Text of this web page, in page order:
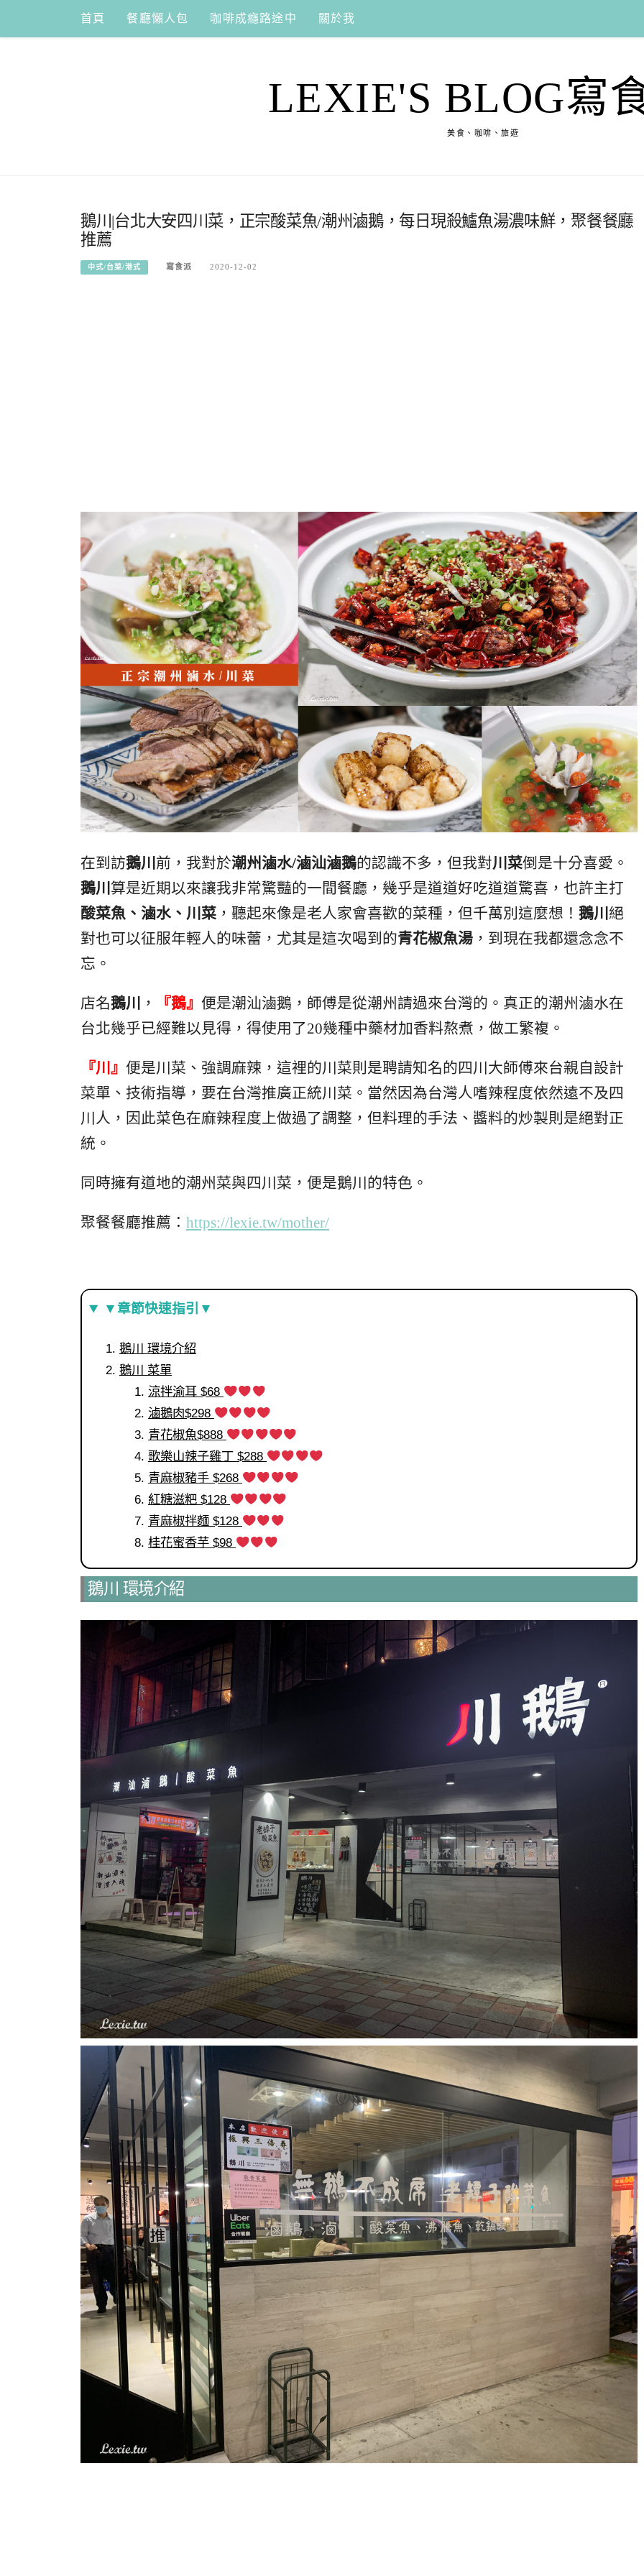
content
首頁 餐廳懶人包 咖啡成癮路途中 關於我
LEXIE'S BLOG寫
美食、咖啡、旅遊
鵝川|台北大安四川菜，正宗酸菜魚/潮州滷鵝，每日現殺鱸魚湯濃味鮮，聚餐餐廳
推薦
中式/台菜/港式 寫食派 2020-12-02
在到訪鵝川 前，我對於潮州滷水/滷汕滷鵝的認識不多，但我對川菜倒是十分喜愛。
鵝川 算是近期以來讓我非常驚豔的一間餐廳，幾乎是道道好吃道道驚喜，也許主打
酸菜魚、滷水、川菜 ，聽起來像是老人家會喜歡的菜種，但千萬別這麼想！ 鵝川 絕
對也可以征服年輕人的味蕾，尤其是這次喝到的青花椒魚湯 ，到現在我都還念念不
忘。
店名鵝川 ， 『鵝』 便是潮汕滷鵝，師傅是從潮州請過來台灣的。真正的潮州滷水在
台北幾乎已經難以見得，得使用了20幾種中藥材加香料熬煮，做工繁複。
『川』 便是川菜、強調麻辣，這裡的川菜則是聘請知名的四川大師傅來台親自設計
菜單、技術指導，要在台灣推廣正統川菜。當然因為台灣人嗜辣程度依然遠不及四
川人，因此菜色在麻辣程度上做過了調整，但料理的手法、醬料的炒製則是絕對正
統。
同時擁有道地的潮州菜與四川菜，便是鵝川的特色。
聚餐餐廳推薦： https://lexie.tw/mother/
▼章節快速指引▼
鵝川 環境介紹
鵝川 菜單
涼拌渝耳 $68
滷鵝肉$298
青花椒魚$888
歌樂山辣子雞丁 $288
青麻椒豬手 $268
紅糖滋粑 $128
青麻椒拌麵 $128
桂花蜜香芋 $98
鵝川 環境介紹